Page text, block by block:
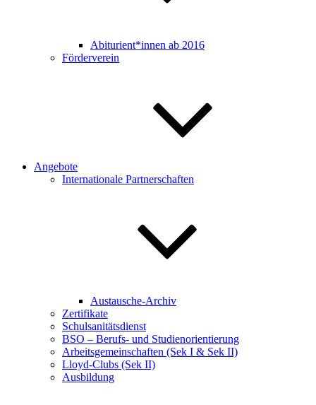
Abiturient*innen ab 2016
Förderverein
Angebote
Internationale Partnerschaften
Austausche-Archiv
Zertifikate
Schulsanitätsdienst
BSO – Berufs- und Studienorientierung
Arbeitsgemeinschaften (Sek I & Sek II)
Lloyd-Clubs (Sek II)
Ausbildung